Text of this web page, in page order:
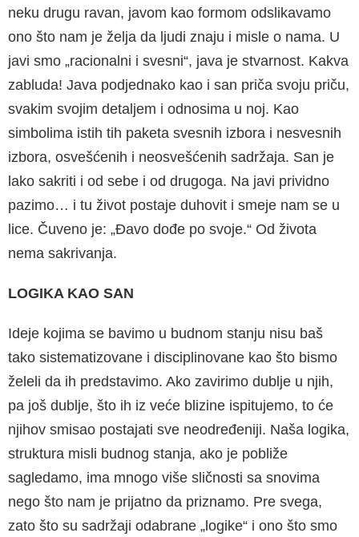
neku drugu ravan, javom kao formom odslikavamo
ono što nam je želja da ljudi znaju i misle o nama. U
javi smo „ra­cionalni i svesni“, java je stvarnost. Kakva
zablu­da! Java podjednako kao i san priča svoju priču,
svakim svojim detaljem i odnosima u noj. Kao
simbolima istih tih paketa svesnih izbora i nesve­snih
izbora, osvešćenih i neosvešćenih sadržaja. San je
lako sakriti i od sebe i od drugoga. Na javi prividno
pazimo… i tu život postaje duhovit i sme­je nam se u
lice. Čuveno je: „Đavo dođe po svoje.“ Od života
nema sakrivanja.
LOGIKA KAO SAN
Ideje kojima se bavimo u budnom stanju nisu baš
tako sistematizovane i disciplinovane kao što bismo
želeli da ih predstavimo. Ako zavirimo dublje u njih,
pa još dublje, što ih iz veće blizine ispitujemo, to će
njihov smisao postajati sve ne­određeniji. Naša logika,
struktura misli budnog stanja, ako je pobliže
sagledamo, ima mnogo više sličnosti sa snovima
nego što nam je prijat­no da priznamo. Pre svega,
zato što su sadržaji odabrane „logike“ i ono što smo